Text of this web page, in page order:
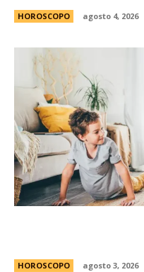
HOROSCOPO agosto 4, 2026
HOROSCOPO agosto 3, 2026